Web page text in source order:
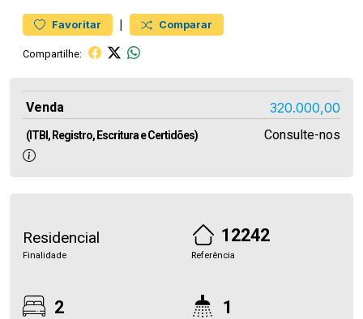
Favoritar | Comparar
Compartilhe:
Venda 320.000,00
(ITBI, Registro, Escritura e Certidões) Consulte-nos
Residencial
Finalidade
12242
Referência
2 1